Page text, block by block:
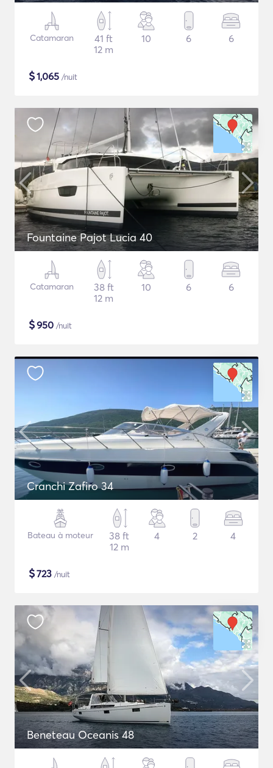
Catamaran
41 ft
12 m
10 6 6
$1,065 /nuit
Fountaine Pajot Lucia 40
Catamaran
38 ft
12 m
10 6 6
$950 /nuit
Cranchi Zafiro 34
Bateau à moteur
38 ft
12 m
4 2 4
$723 /nuit
Beneteau Oceanis 48